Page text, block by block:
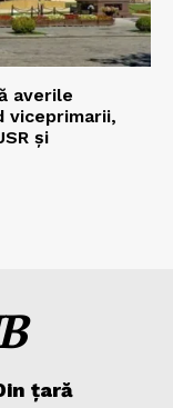
averile
viceprimarii,
și
țară